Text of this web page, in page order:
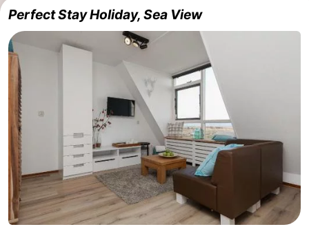
Perfect Stay Holiday, Sea View